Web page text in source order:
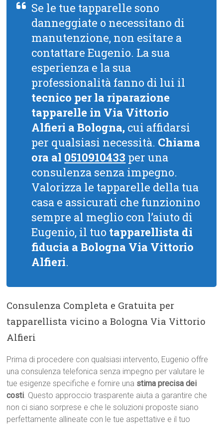
Se le tue tapparelle sono
danneggiate o necessitano di
manutenzione, non esitare a
contattare Eugenio. La sua
esperienza e la sua
professionalità fanno di lui il
tecnico per la riparazione
tapparelle in Via Vittorio
Alfieri a Bologna, cui affidarsi
per qualsiasi necessità. Chiama
ora al 0510910433 per una
consulenza senza impegno.
Valorizza le tapparelle della tua
casa e assicurati che funzionino
sempre al meglio con l’aiuto di
Eugenio, il tuo tapparellista di
fiducia a Bologna Via Vittorio
Alfieri.
Consulenza Completa e Gratuita per
tapparellista vicino a Bologna Via Vittorio
Alfieri
Prima di procedere con qualsiasi intervento, Eugenio offre
una consulenza telefonica senza impegno per valutare le
tue esigenze specifiche e fornire una stima precisa dei
costi. Questo approccio trasparente aiuta a garantire che
non ci siano sorprese e che le soluzioni proposte siano
perfettamente allineate con le tue aspettative e il tuo